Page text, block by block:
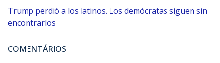
Trump perdió a los latinos. Los demócratas siguen sin
encontrarlos
COMENTÁRIOS